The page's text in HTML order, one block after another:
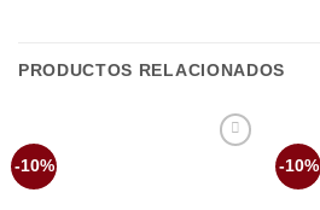
PRODUCTOS RELACIONADOS
-10% -10%